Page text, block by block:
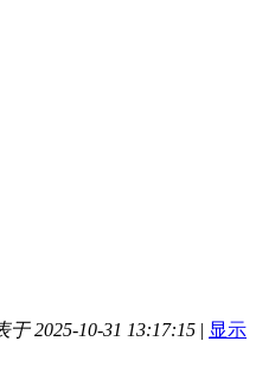
2025-10-31 13:17:15 | 显示